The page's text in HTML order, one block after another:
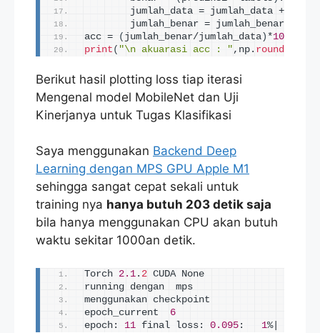
        jumlah_data = jumlah_data + n
        jumlah_benar = jumlah_benar+benar
acc =
( jumlah_benar/jumlah_data) *100
print ( "\n akuarasi acc : " ,np. round
Berikut hasil plotting loss tiap iterasi
Mengenal model MobileNet dan Uji
Kinerjanya untuk Tugas Klasifikasi
Saya menggunakan Backend Deep
Learning dengan MPS GPU Apple M1
sehingga sangat cepat sekali untuk
training nya hanya butuh 203 detik saja
bila hanya menggunakan CPU akan butuh
waktu sekitar 1000an detik.
Torch 2.1 . 2 CUDA None
running dengan  mps
menggunakan checkpoint
epoch_current 6
epoch: 11 final loss: 0.095 : 1